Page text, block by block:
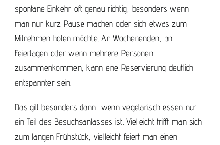
spontane Einkehr oft genau richtig, besonders wenn
man nur kurz Pause machen oder sich etwas zum
Mitnehmen holen möchte. An Wochenenden, an
Feiertagen oder wenn mehrere Personen
zusammenkommen, kann eine Reservierung deutlich
entspannter sein.
Das gilt besonders dann, wenn vegetarisch essen nur
ein Teil des Besuchsanlasses ist. Vielleicht trifft man sich
zum langen Frühstück, vielleicht feiert man einen